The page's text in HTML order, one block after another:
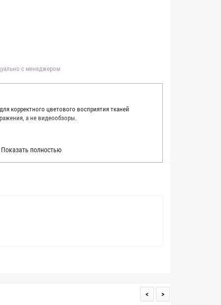
с менеджером
корректного цветового восприятия тканей
а не видеообзоры.
описать цвет каждой ткани из нашего каталога.
ткань в естественном свете, стараемся
условия и описания. Но несмотря на наши
Показать полностью
< >